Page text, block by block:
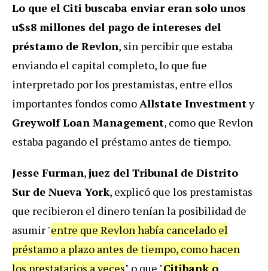
Lo que el Citi buscaba enviar eran solo unos
u$s8 millones del pago de intereses del
préstamo de Revlon, sin percibir que estaba
enviando el capital completo, lo que fue
interpretado por los prestamistas, entre ellos
importantes fondos comoAllstate Investmenty
Greywolf Loan Management, como que Revlon
estaba pagando el préstamo antes de tiempo.
Jesse Furman,juez del Tribunal de Distrito
Sur de Nueva York, explicó que los prestamistas
que recibieron el dinero tenían la posibilidad de
asumir "entre que Revlon había cancelado el
préstamo a plazo antes de tiempo, como hacen